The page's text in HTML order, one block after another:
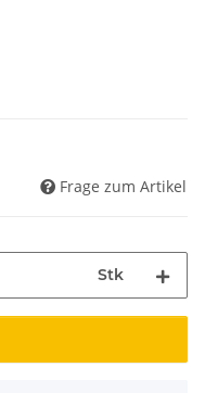
Frage zum Artikel
Stk